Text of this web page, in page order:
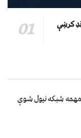
کرښې
مهمه شبکه نيول شوې